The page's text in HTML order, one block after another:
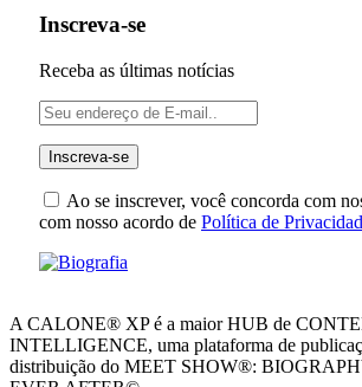
Inscreva-se
Receba as últimas notícias
Ao se inscrever, você concorda com
com nosso acordo de Política de
A CALONE® XP é a maior HUB de
INTELLIGENCE, uma plataforma de
distribuição do MEET SHOW®: